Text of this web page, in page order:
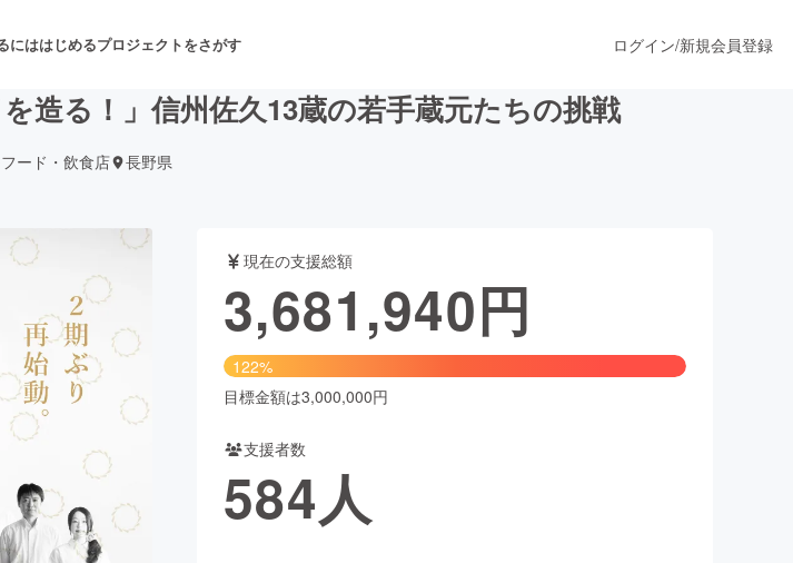
にははじめるプロジェクトをさがす
舞台・パフォーマンス
フード・飲食店 ファッション
アニメ・漫画
ビューティー・ヘルスケア
ログイン/新規会員登録
造る！」信州佐久13蔵の若手蔵元たちの挑戦
フード・飲食店 長野県
現在の支援総額
3,681,940円
122%
目標金額は3,000,000円
支援者数
584人